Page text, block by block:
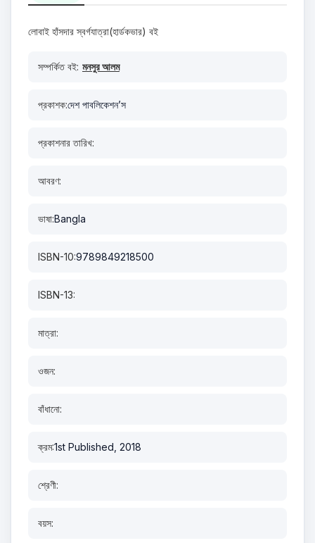
লোবাই হাঁসদার স্বর্গযাত্রা(হার্ডকভার) বই
সম্পর্কিত বই: মনসুর আলম
প্রকাশক:দেশ পাবলিকেশন’স
প্রকাশনার তারিখ:
আবরণ:
ভাষা:Bangla
ISBN-10:9789849218500
ISBN-13:
মাত্রা:
ওজন:
বাঁধানো:
ক্রম:1st Published, 2018
শ্রেণী:
বয়স: